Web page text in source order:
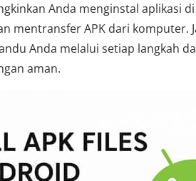
Anda menginstal aplikasi
mentransfer APK dari komputer.
Anda melalui setiap langkah
aman.